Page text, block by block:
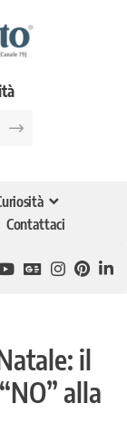
Contattaci
il
alla